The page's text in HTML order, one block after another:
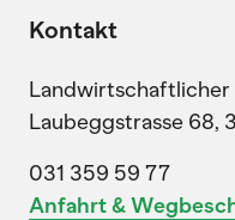
Kontakt
Laubeggstrasse 68,
031 359 59 77
Anfahrt &